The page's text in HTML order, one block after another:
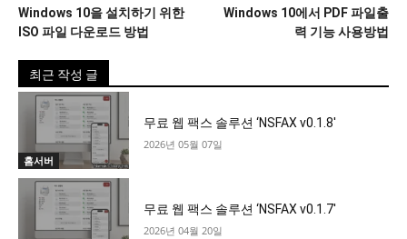
Windows 10을 설치하기 위한
ISO 파일 다운로드 방법
Windows 10에서 PDF 파일출
력 기능 사용방법
최근 작성 글
홈서버
무료 웹 팩스 솔루션 ‘NSFAX v0.1.8′
2026년 05월 07일
무료 웹 팩스 솔루션 ‘NSFAX v0.1.7′
2026년 04월 20일